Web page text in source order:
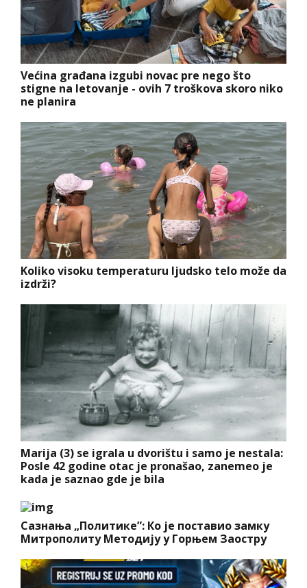
Većina građana izgubi novac pre nego što
stigne na letovanje - ovih 7 troškova skoro niko
ne planira
Koliko visoku temperaturu ljudsko telo može da
izdrži?
Marija (3) se igrala u dvorištu i samo je nestala:
Posle 42 godine otac je pronašao, zanemeo je
kada je saznao gde je bila
Сазнања „Политике”: Ко је поставио замку
Митрополиту Методију у Горњем Заостру